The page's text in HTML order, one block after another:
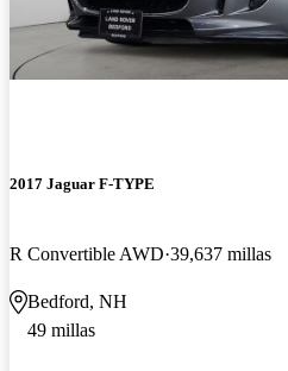
2017 Jaguar F-TYPE
R Convertible AWD 39,637 millas
Bedford, NH
49 millas